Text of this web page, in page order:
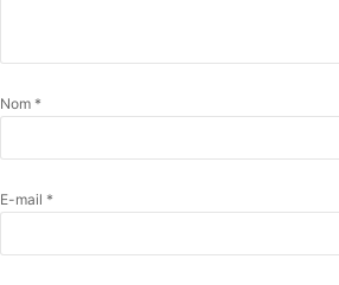
Nom *
E-mail *